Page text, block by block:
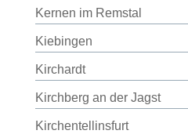
Kernen im Remstal
Kiebingen
Kirchardt
Kirchberg an der Jagst
Kirchentellinsfurt